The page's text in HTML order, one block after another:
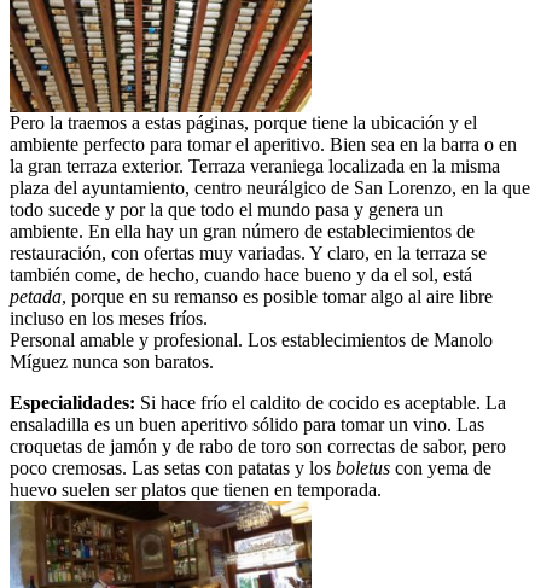
Pero la traemos a estas páginas, porque tiene la ubicación y el
ambiente perfecto para tomar el aperitivo. Bien sea en la barra o en
la gran terraza exterior. Terraza veraniega localizada en la misma
plaza del ayuntamiento, centro neurálgico de San Lorenzo, en la que
todo sucede y por la que todo el mundo pasa y genera un
ambiente. En ella hay un gran número de establecimientos de
restauración, con ofertas muy variadas. Y claro, en la terraza se
también come, de hecho, cuando hace bueno y da el sol, está
petada, porque en su remanso es posible tomar algo al aire libre
incluso en los meses fríos.
Personal amable y profesional. Los establecimientos de Manolo
Míguez nunca son baratos.
Especialidades: Si hace frío el caldito de cocido es aceptable. La
ensaladilla es un buen aperitivo sólido para tomar un vino. Las
croquetas de jamón y de rabo de toro son correctas de sabor, pero
poco cremosas. Las setas con patatas y los boletus con yema de
huevo suelen ser platos que tienen en temporada.